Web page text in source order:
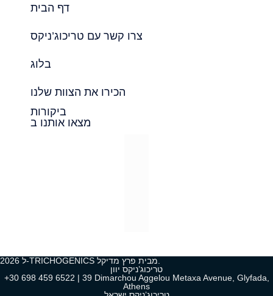
דף הבית
צרו קשר עם טריכוג’ניקס
בלוג
הכירו את הצוות שלנו
ביקורות
מצאו אותנו ב
טריכוג’ניקס יוון
+30 698 459 6522 | 39 Dimarchou Aggelou Metaxa Avenue, Glyfada,
Athens